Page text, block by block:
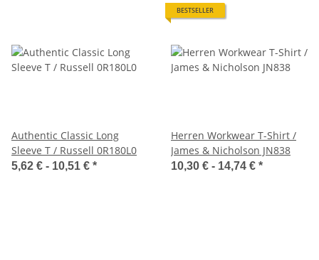
Authentic Classic Long
Sleeve T / Russell 0R180L0
5,62 € - 10,51 € *
BESTSELLER
Herren Workwear T-Shirt /
James & Nicholson JN838
10,30 € - 14,74 € *